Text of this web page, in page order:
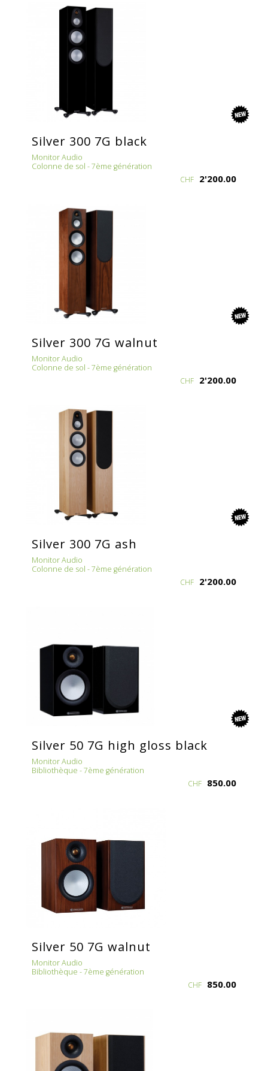
Silver 300 7G black
Monitor Audio
Colonne de sol - 7ème génération
CHF 2'200.00
Silver 300 7G walnut
Monitor Audio
Colonne de sol - 7ème génération
CHF 2'200.00
Silver 300 7G ash
Monitor Audio
Colonne de sol - 7ème génération
CHF 2'200.00
Silver 50 7G high gloss black
Monitor Audio
Bibliothèque - 7ème génération
CHF 850.00
Silver 50 7G walnut
Monitor Audio
Bibliothèque - 7ème génération
CHF 850.00